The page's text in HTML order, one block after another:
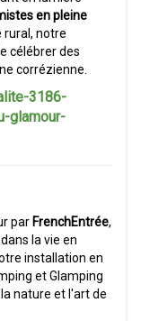
en pleine
rural, notre
célébrer des
corrézienne.
3186-
glamour-
par FrenchEntrée,
la vie en
installation en
et Glamping
nature et l'art de